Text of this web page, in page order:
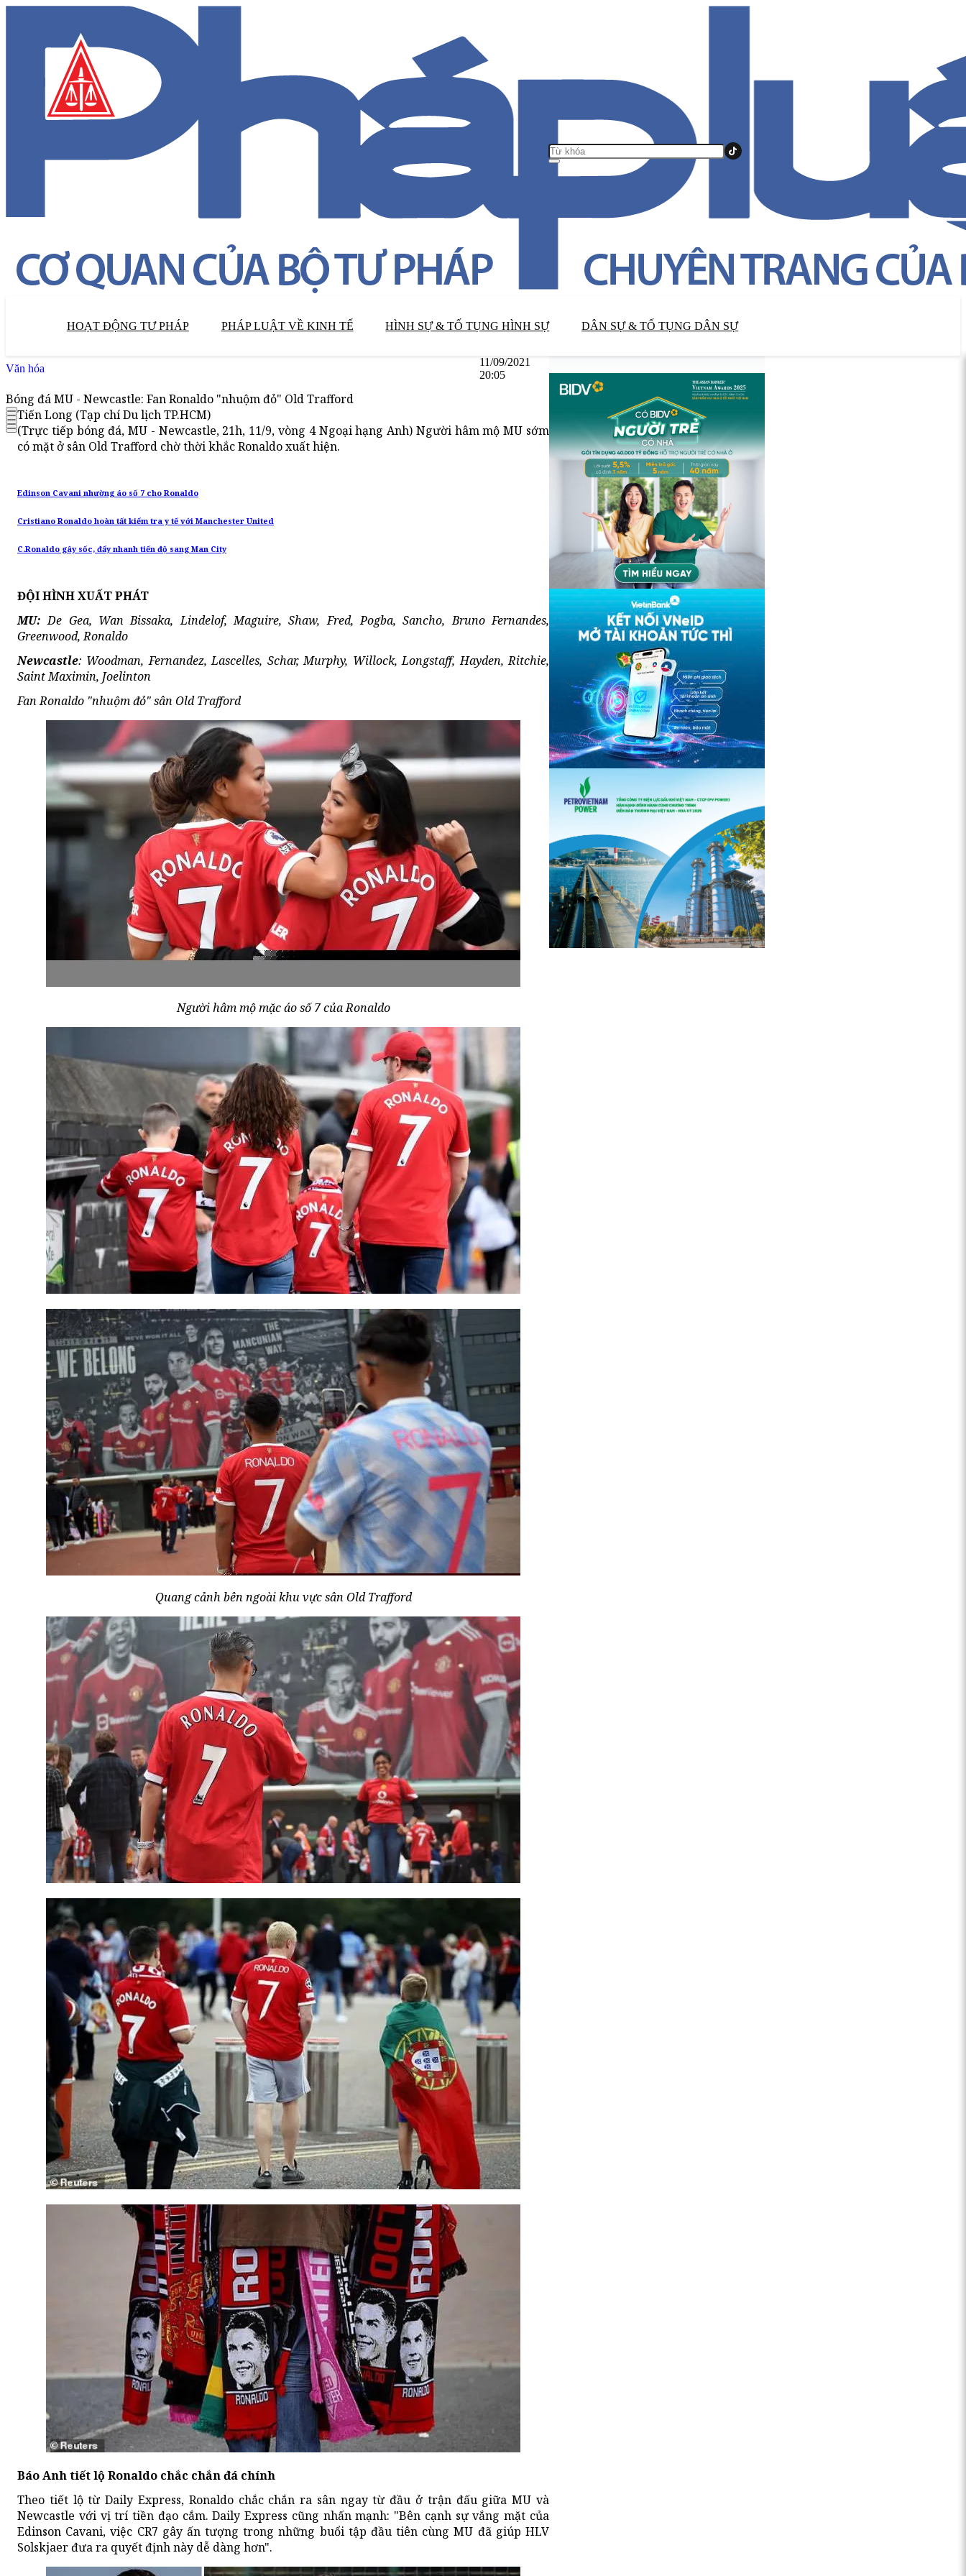
HOẠT ĐỘNG TƯ PHÁP PHÁP LUẬT VỀ KINH TẾ HÌNH SỰ & TỐ TỤNG HÌNH SỰ DÂN SỰ & TỐ TỤNG DÂN SỰ
Văn hóa
11/09/2021
20:05
Bóng đá MU - Newcastle: Fan Ronaldo "nhuộm đỏ" Old Trafford
Tiến Long (Tạp chí Du lịch TP.HCM)
(Trực tiếp bóng đá, MU - Newcastle, 21h, 11/9, vòng 4 Ngoại hạng Anh) Người hâm mộ MU sớm
có mặt ở sân Old Trafford chờ thời khắc Ronaldo xuất hiện.
Edinson Cavani nhường áo số 7 cho Ronaldo
Cristiano Ronaldo hoàn tất kiểm tra y tế với Manchester United
C.Ronaldo gây sốc, đẩy nhanh tiến độ sang Man City
ĐỘI HÌNH XUẤT PHÁT
MU: De Gea, Wan Bissaka, Lindelof, Maguire, Shaw, Fred, Pogba, Sancho, Bruno Fernandes,
Greenwood, Ronaldo
Newcastle: Woodman, Fernandez, Lascelles, Schar, Murphy, Willock, Longstaff, Hayden, Ritchie,
Saint Maximin, Joelinton
Fan Ronaldo "nhuộm đỏ" sân Old Trafford
Người hâm mộ mặc áo số 7 của Ronaldo
Quang cảnh bên ngoài khu vực sân Old Trafford
Báo Anh tiết lộ Ronaldo chắc chắn đá chính
Theo tiết lộ từ Daily Express, Ronaldo chắc chắn ra sân ngay từ đầu ở trận đấu giữa MU và
Newcastle với vị trí tiền đạo cắm. Daily Express cũng nhấn mạnh: "Bên cạnh sự vắng mặt của
Edinson Cavani, việc CR7 gây ấn tượng trong những buổi tập đầu tiên cùng MU đã giúp HLV
Solskjaer đưa ra quyết định này dễ dàng hơn".